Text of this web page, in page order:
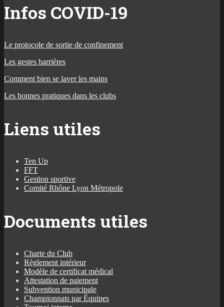
Infos COVID-19
Le protocole de sortie de confinement
Les gestes barrières
Comment bien se laver les mains
Les bonnes pratiques dans les clubs
Liens utiles
Ten Up
FFT
Gestion sportive
Comité Rhône Lyon Métropole
Documents utiles
Charte du Club
Règlement intérieur
Modèle de certificat médical
Attestation de paiement
Subvention municipale
Championnats par Équipes